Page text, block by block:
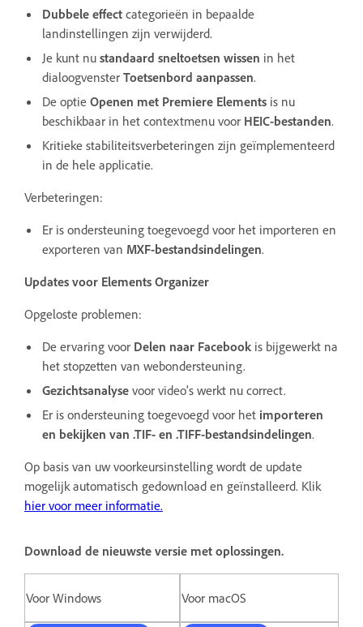
Dubbele effect categorieën in bepaalde
landinstellingen zijn verwijderd.
Je kunt nu standaard sneltoetsen wissen in het
dialoogvenster Toetsenbord aanpassen.
De optie Openen met Premiere Elements is nu
beschikbaar in het contextmenu voor HEIC-bestanden.
Kritieke stabiliteitsverbeteringen zijn geïmplementeerd
in de hele applicatie.
Verbeteringen:
Er is ondersteuning toegevoegd voor het importeren en
exporteren van MXF-bestandsindelingen.
Updates voor Elements Organizer
Opgeloste problemen:
De ervaring voor Delen naar Facebook is bijgewerkt na
het stopzetten van webondersteuning.
Gezichtsanalyse voor video's werkt nu correct.
Er is ondersteuning toegevoegd voor het importeren
en bekijken van .TIF- en .TIFF-bestandsindelingen.
Op basis van uw voorkeursinstelling wordt de update
mogelijk automatisch gedownload en geïnstalleerd. Klik
hier voor meer informatie.
Download de nieuwste versie met oplossingen.
Voor Windows Voor macOS